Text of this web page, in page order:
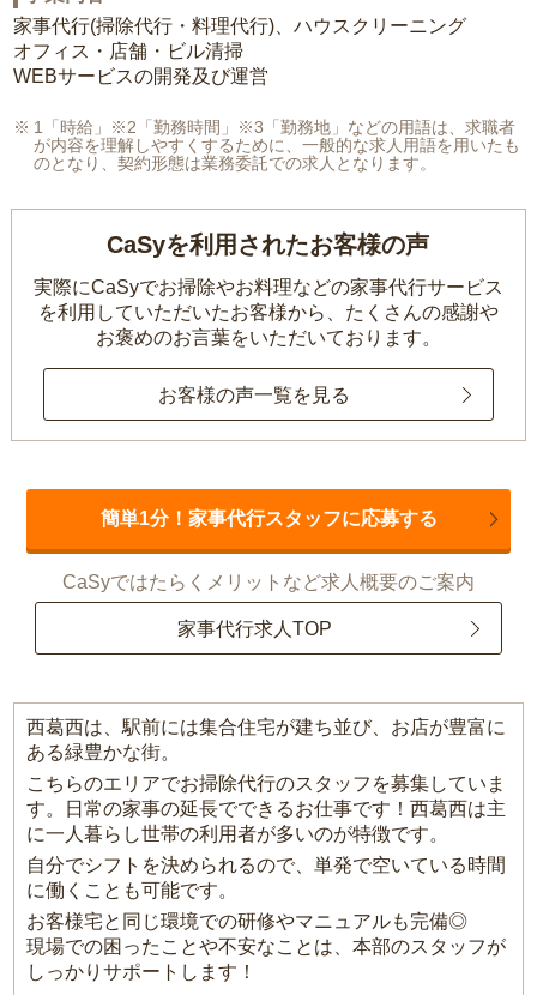
家事代行(掃除代行・料理代行)、ハウスクリーニング
オフィス・店舗・ビル清掃
WEBサービスの開発及び運営
1「時給」※2「勤務時間」※3「勤務地」などの用語は、求職者
が内容を理解しやすくするために、一般的な求人用語を用いたも
のとなり、契約形態は業務委託での求人となります。
CaSyを利用されたお客様の声
実際にCaSyでお掃除やお料理などの家事代行サービス
を利用していただいたお客様から、 たくさんの感謝や
お褒めのお言葉をいただいております。
お客様の声一覧を見る
簡単1分！家事代行スタッフに応募する
CaSyではたらくメリットなど求人概要のご案内
家事代行求人TOP
西葛西は、駅前には集合住宅が建ち並び、お店が豊富に
ある緑豊かな街。
こちらのエリアでお掃除代行のスタッフを募集していま
す。日常の家事の延長でできるお仕事です！西葛西は主
に一人暮らし世帯の利用者が多いのが特徴です。
自分でシフトを決められるので、単発で空いている時間
に働くことも可能です。
お客様宅と同じ環境での研修やマニュアルも完備◎
現場での困ったことや不安なことは、本部のスタッフが
しっかりサポートします！